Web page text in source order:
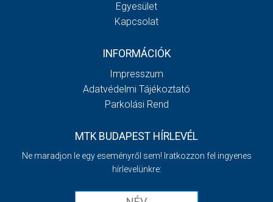
Egyesület
Kapcsolat
INFORMÁCIÓK
Impresszum
Adatvédelmi Tájékoztató
Parkolási Rend
MTK BUDAPEST HÍRLEVÉL
Ne maradjon le egy eseményről sem! Iratkozzon fel ingyenes
hírlevelünkre: